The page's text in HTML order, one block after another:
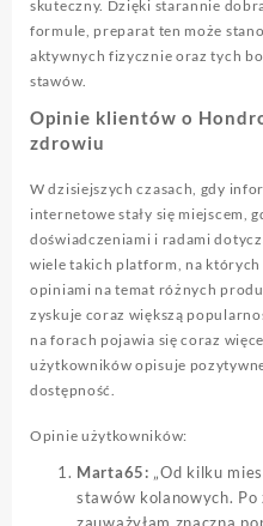
skuteczny. Dzięki starannie
formule, preparat ten może
aktywnych fizycznie oraz tych
stawów.
Opinie klientów o
zdrowiu
W dzisiejszych czasach, gdy
internetowe stały się miejscem,
doświadczeniami i radami
wiele takich platform, na
opiniami na temat różnych
zyskuje coraz większą
na forach pojawia się coraz
użytkowników opisuje
dostępność.
Opinie użytkowników:
Marta65: „Od kilku
stawów kolanowych.